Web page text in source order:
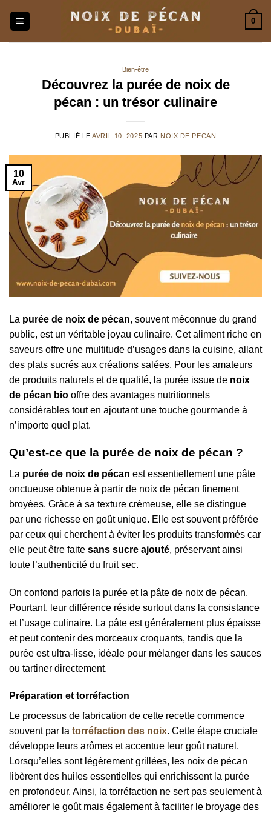
0
Bien-être
Découvrez la purée de noix de
pécan : un trésor culinaire
PUBLIÉ LEAVRIL 10, 2025 PAR NOIX DE PECAN
10
Avr
La purée de noix de pécan, souvent méconnue du grand
public, est un véritable joyau culinaire. Cet aliment riche en
saveurs offre une multitude d’usages dans la cuisine, allant
des plats sucrés aux créations salées. Pour les amateurs
de produits naturels et de qualité, la purée issue de noix
de pécan bio offre des avantages nutritionnels
considérables tout en ajoutant une touche gourmande à
n’importe quel plat.
Qu’est-ce que la purée de noix de pécan ?
La purée de noix de pécan est essentiellement une pâte
onctueuse obtenue à partir de noix de pécan finement
broyées. Grâce à sa texture crémeuse, elle se distingue
par une richesse en goût unique. Elle est souvent préférée
par ceux qui cherchent à éviter les produits transformés car
elle peut être faite sans sucre ajouté, préservant ainsi
toute l’authenticité du fruit sec.
On confond parfois la purée et la pâte de noix de pécan.
Pourtant, leur différence réside surtout dans la consistance
et l’usage culinaire. La pâte est généralement plus épaisse
et peut contenir des morceaux croquants, tandis que la
purée est ultra-lisse, idéale pour mélanger dans les sauces
ou tartiner directement.
Préparation et torréfaction
Le processus de fabrication de cette recette commence
souvent par la torréfaction des noix. Cette étape cruciale
développe leurs arômes et accentue leur goût naturel.
Lorsqu’elles sont légèrement grillées, les noix de pécan
libèrent des huiles essentielles qui enrichissent la purée
en profondeur. Ainsi, la torréfaction ne sert pas seulement à
améliorer le goût mais également à faciliter le broyage des